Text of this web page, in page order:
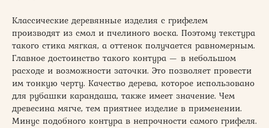
Классические деревянные изделия с грифелем
производят из смол и пчелиного воска. Поэтому текстура
такого стика мягкая, а оттенок получается равномерным.
Главное достоинство такого контура — в небольшом
расходе и возможности заточки. Это позволяет провести
им тонкую черту. Качество дерева, которое использовано
для рубашки карандаша, также имеет значение. Чем
древесина мягче, тем приятнее изделие в применении.
Минус подобного контура в непрочности самого грифеля.